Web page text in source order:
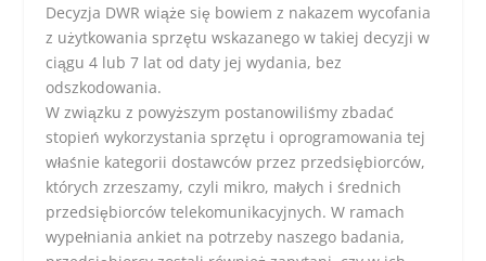
Decyzja DWR wiąże się bowiem z nakazem wycofania
z użytkowania sprzętu wskazanego w takiej decyzji w
ciągu 4 lub 7 lat od daty jej wydania, bez
odszkodowania.
W związku z powyższym postanowiliśmy zbadać
stopień wykorzystania sprzętu i oprogramowania tej
właśnie kategorii dostawców przez przedsiębiorców,
których zrzeszamy, czyli mikro, małych i średnich
przedsiębiorców telekomunikacyjnych. W ramach
wypełniania ankiet na potrzeby naszego badania,